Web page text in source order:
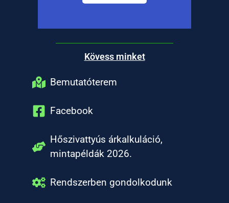
Kövess minket
Bemutatóterem
Facebook
Hőszivattyús árkalkuláció,
mintapéldák 2026.
Rendszerben gondolkodunk